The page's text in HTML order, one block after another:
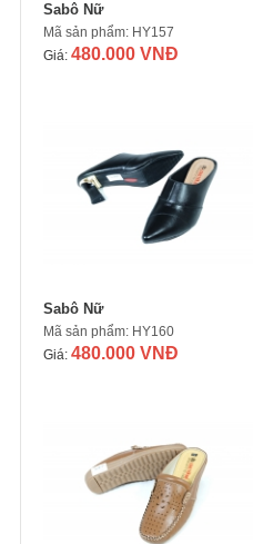
Sabô Nữ
Mã sản phẩm: HY157
Giá: 480.000 VNĐ
Sabô Nữ
Mã sản phẩm: HY160
Giá: 480.000 VNĐ